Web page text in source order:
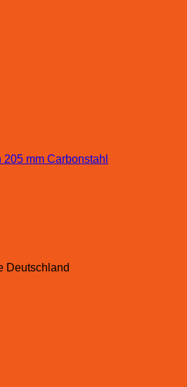
mm Carbonstahl
Deutschland